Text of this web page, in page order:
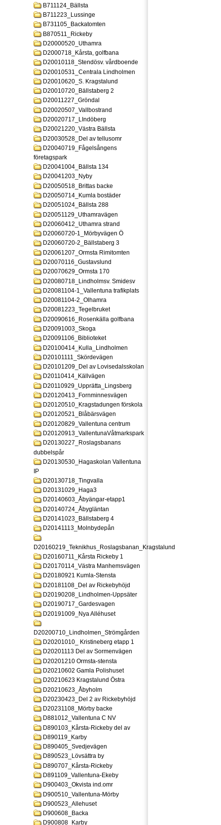
B711124_Bällsta
B711223_Lussinge
B731105_Backatomten
B870511_Rickeby
D20000520_Uthamra
D2000718_Kårsta, golfbana
D20010118_Stendösv. vårdboende
D20010531_Centrala Lindholmen
D20010620_S. Kragstalund
D20010720_Bällstaberg 2
D20011227_Gröndal
D20020507_Vallbostrand
D20020717_LIndöberg
D20021220_Västra Bällsta
D20030528_Del av tellusomr
D20040719_Fågelsångens
företagspark
D20041004_Bällsta 134
D20041203_Nyby
D20050518_Brittas backe
D20050714_Kumla bostäder
D20051024_Bällsta 288
D20051129_Uthamravägen
D20060412_Uthamra strand
D20060720-1_Mörbyvägen Ö
D20060720-2_Bällstaberg 3
D20061207_Ormsta Rimitomten
D20070116_Gustavslund
D20070629_Ormsta 170
D20080718_Lindholmsv. Smidesv
D20081104-1_Vallentuna trafikplats
D20081104-2_Olhamra
D20081223_Tegelbruket
D20090616_Rosenkälla golfbana
D20091003_Skoga
D20091106_Biblioteket
D20100414_Kulla_Lindholmen
D20101111_Skördevägen
D20101209_Del av Lovisedalsskolan
D20110414_Källvägen
D20110929_Upprätta_Lingsberg
D20120413_Fornminnesvägen
D20120510_Kragstadungen förskola
D20120521_Blåbärsvägen
D20120829_Vallentuna centrum
D20120913_VallentunaVåtmarkspark
D20130227_Roslagsbanans
dubbelspår
D20130530_Hagaskolan Vallentuna
IP
D20130718_Tingvalla
D20131029_Haga3
D20140603_Åbyängar-etapp1
D20140724_Åbygläntan
D20141023_Bällstaberg 4
D20141113_Molnbydepån
D20160219_Teknikhus_Roslagsbanan_Kragstalund
D20160711_Kårsta Rickeby 1
D20170114_Västra Manhemsvägen
D20180921 Kumla-Stensta
D20181108_Del av Rickebyhöjd
D20190208_Lindholmen-Uppsäter
D20190717_Gardesvagen
D20191009_Nya Alléhuset
D20200710_Lindholmen_Strömgården
D20201010_ Kristineberg etapp 1
D20201113 Del av Sormenvägen
D20201210 Ormsta-stensta
D20210602 Gamla Polishuset
D20210623 Kragstalund Östra
D20210623_Åbyholm
D20230423_Del 2 av Rickebyhöjd
D20231108_Mörby backe
D881012_Vallentuna C NV
D890103_Kårsta-Rickeby del av
D890119_Karby
D890405_Svedjevägen
D890523_Lövsättra by
D890707_Kårsta-Rickeby
D891109_Vallentuna-Ekeby
D900403_Okvista ind.omr
D900510_Vallentuna-Mörby
D900523_Allehuset
D900608_Backa
D900808_Karby